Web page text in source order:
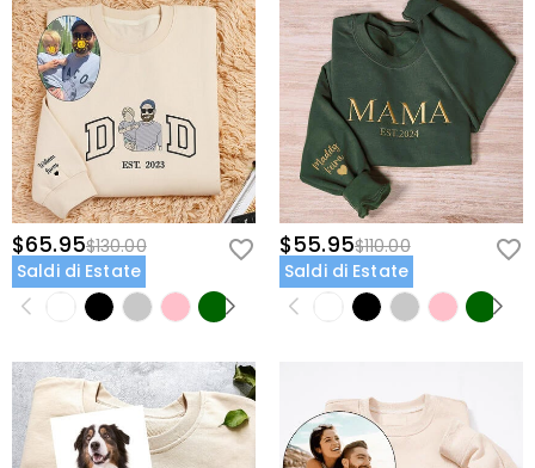
$65.95$130.00
Saldi di Estate
$55.95$110.00
Saldi di Estate